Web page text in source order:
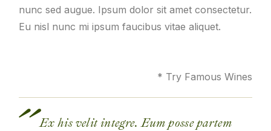
nunc sed augue. Ipsum dolor sit amet consectetur.
Eu nisl nunc mi ipsum faucibus vitae aliquet.
* Try Famous Wines
Ex his velit integre. Eum posse partem